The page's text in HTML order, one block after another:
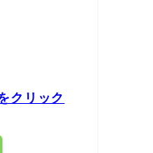
クリック